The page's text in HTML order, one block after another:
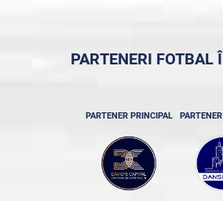
PARTENERI FOTBAL
PARTENER PRINCIPAL